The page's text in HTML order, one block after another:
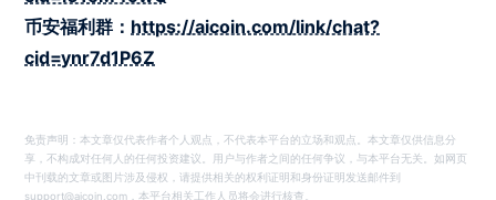
币安福利群： https://aicoin.com/link/chat?
cid=ynr7d1P6Z
免责声明：本文章仅代表作者个人观点，不代表本平台的立场和观点。本文章仅供信息分
享，不构成对任何人的任何投资建议。用户与作者之间的任何争议，与本平台无关。如网页
中刊载的文章或图片涉及侵权，请提供相关的权利证明和身份证明发送邮件到
support@aicoin.com，本平台相关工作人员将会进行核查。